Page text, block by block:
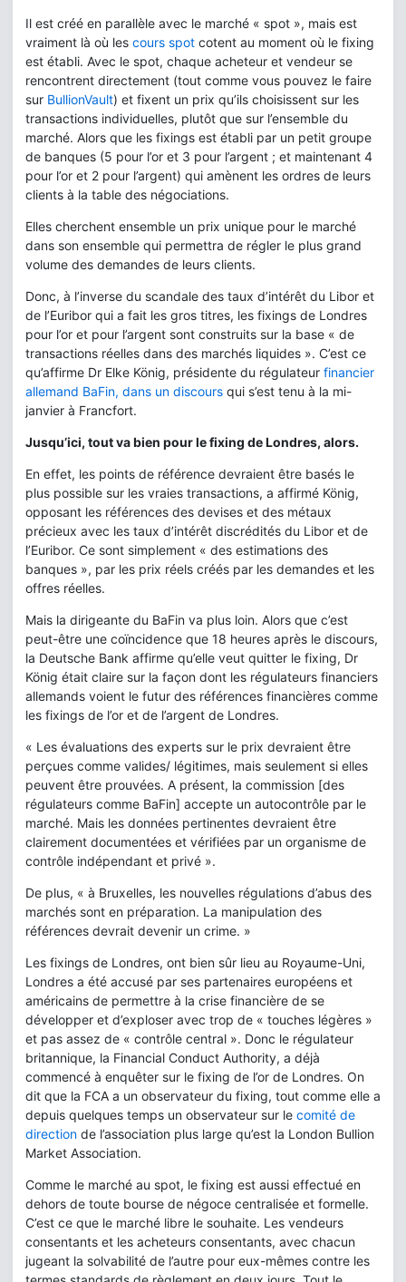
Il est créé en parallèle avec le marché « spot », mais est
vraiment là où les cours spot cotent au moment où le fixing
est établi. Avec le spot, chaque acheteur et vendeur se
rencontrent directement (tout comme vous pouvez le faire
sur BullionVault) et fixent un prix qu’ils choisissent sur les
transactions individuelles, plutôt que sur l’ensemble du
marché. Alors que les fixings est établi par un petit groupe
de banques (5 pour l’or et 3 pour l’argent ; et maintenant 4
pour l’or et 2 pour l’argent) qui amènent les ordres de leurs
clients à la table des négociations.
Elles cherchent ensemble un prix unique pour le marché
dans son ensemble qui permettra de régler le plus grand
volume des demandes de leurs clients.
Donc, à l’inverse du scandale des taux d’intérêt du Libor et
de l’Euribor qui a fait les gros titres, les fixings de Londres
pour l’or et pour l’argent sont construits sur la base « de
transactions réelles dans des marchés liquides ». C’est ce
qu’affirme Dr Elke König, présidente du régulateur financier
allemand BaFin, dans un discours qui s’est tenu à la mi-
janvier à Francfort.
Jusqu’ici, tout va bien pour le fixing de Londres, alors.
En effet, les points de référence devraient être basés le
plus possible sur les vraies transactions, a affirmé König,
opposant les références des devises et des métaux
précieux avec les taux d’intérêt discrédités du Libor et de
l’Euribor. Ce sont simplement « des estimations des
banques », par les prix réels créés par les demandes et les
offres réelles.
Mais la dirigeante du BaFin va plus loin. Alors que c’est
peut-être une coïncidence que 18 heures après le discours,
la Deutsche Bank affirme qu’elle veut quitter le fixing, Dr
König était claire sur la façon dont les régulateurs financiers
allemands voient le futur des références financières comme
les fixings de l’or et de l’argent de Londres.
« Les évaluations des experts sur le prix devraient être
perçues comme valides/ légitimes, mais seulement si elles
peuvent être prouvées. A présent, la commission [des
régulateurs comme BaFin] accepte un autocontrôle par le
marché. Mais les données pertinentes devraient être
clairement documentées et vérifiées par un organisme de
contrôle indépendant et privé ».
De plus, « à Bruxelles, les nouvelles régulations d’abus des
marchés sont en préparation. La manipulation des
références devrait devenir un crime. »
Les fixings de Londres, ont bien sûr lieu au Royaume-Uni,
Londres a été accusé par ses partenaires européens et
américains de permettre à la crise financière de se
développer et d’exploser avec trop de « touches légères »
et pas assez de « contrôle central ». Donc le régulateur
britannique, la Financial Conduct Authority, a déjà
commencé à enquêter sur le fixing de l’or de Londres. On
dit que la FCA a un observateur du fixing, tout comme elle a
depuis quelques temps un observateur sur le comité de
direction de l’association plus large qu’est la London Bullion
Market Association.
Comme le marché au spot, le fixing est aussi effectué en
dehors de toute bourse de négoce centralisée et formelle.
C’est ce que le marché libre le souhaite. Les vendeurs
consentants et les acheteurs consentants, avec chacun
jugeant la solvabilité de l’autre pour eux-mêmes contre les